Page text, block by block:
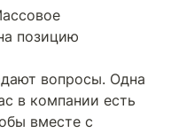
позицию
вопросы. Одна
в компании есть
вместе с